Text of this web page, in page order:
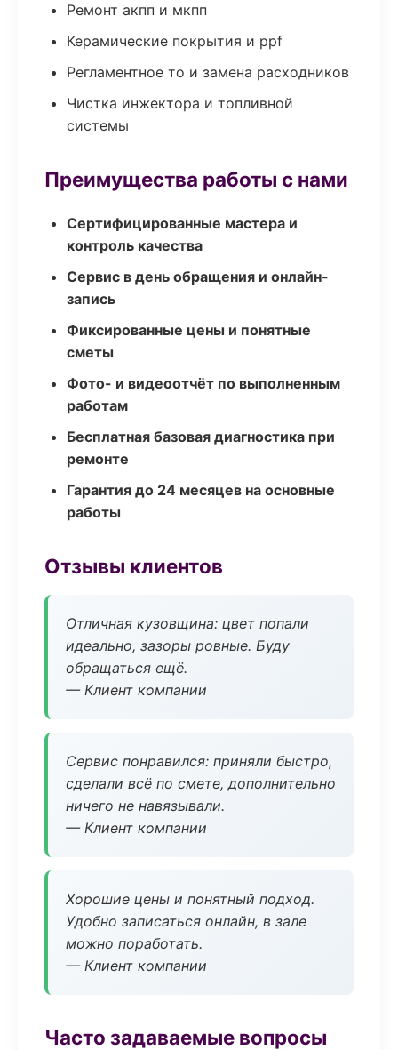
Ремонт акпп и мкпп
Керамические покрытия и ppf
Регламентное то и замена расходников
Чистка инжектора и топливной
системы
Преимущества работы с нами
Сертифицированные мастера и
контроль качества
Сервис в день обращения и онлайн-
запись
Фиксированные цены и понятные
сметы
Фото- и видеоотчёт по выполненным
работам
Бесплатная базовая диагностика при
ремонте
Гарантия до 24 месяцев на основные
работы
Отзывы клиентов
Отличная кузовщина: цвет попали
идеально, зазоры ровные. Буду
обращаться ещё.
— Клиент компании
Сервис понравился: приняли быстро,
сделали всё по смете, дополнительно
ничего не навязывали.
— Клиент компании
Хорошие цены и понятный подход.
Удобно записаться онлайн, в зале
можно поработать.
— Клиент компании
Часто задаваемые вопросы